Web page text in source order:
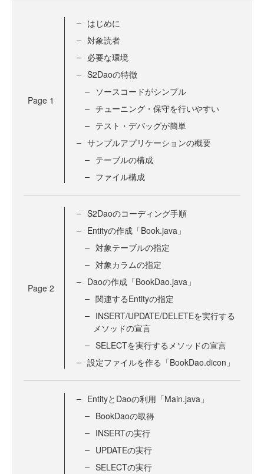
Page 1
はじめに
対象読者
必要な環境
S2Daoの特徴
ソースコードがシンプル
チューニング・保守を行いやすい
テスト・デバッグが簡単
サンプルアプリケーションの概要
テーブルの構成
ファイル構成
Page 2
S2Daoのコーディング手順
Entityの作成「Book.java」
対象テーブルの指定
対象カラムの指定
Daoの作成「BookDao.java」
関連するEntityの指定
INSERT/UPDATE/DELETEを実行する
メソッドの宣言
SELECTを実行するメソッドの宣言
設定ファイルを作る「BookDao.dicon」
EntityとDaoの利用「Main.java」
BookDaoの取得
INSERTの実行
UPDATEの実行
SELECTの実行